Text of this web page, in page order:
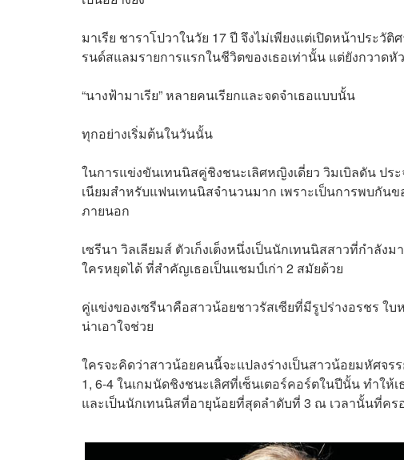
มาเรีย ชาราโปวาในวัย 17 ปี จึงไม่เพียงแต่เปิดหน้าประวั
รนด์สแลมรายการแรกในชีวิตของเธอเท่านั้น แต่ยังกวาด
“นางฟ้ามาเรีย” หลายคนเรียกและจดจำเธอแบบนั้น
ทุกอย่างเริ่มต้นในวันนั้น
ในการแข่งขันเทนนิสคู่ชิงชนะเลิศหญิงเดี่ยว วิมเบิลดัน ป
เนียมสำหรับแฟนเทนนิสจำนวนมาก เพราะเป็นการพบกัน
ภายนอก
เซรีนา วิลเลียมส์ ตัวเก็งเต็งหนึ่งเป็นนักเทนนิสสาวที่กำลัง
ใครหยุดได้ ที่สำคัญเธอเป็นแชมป์เก่า 2 สมัยด้วย
คู่แข่งของเซรีนาคือสาวน้อยชาวรัสเซียที่มีรูปร่างอรชร ใ
น่าเอาใจช่วย
ใครจะคิดว่าสาวน้อยคนนี้จะแปลงร่างเป็นสาวน้อยมหัศจร
1, 6-4 ในเกมนัดชิงชนะเลิศที่เซ็นเตอร์คอร์ตในปีนั้น ทำใ
และเป็นนักเทนนิสที่อายุน้อยที่สุดลำดับที่ 3 ณ เวลานั้นที่ค